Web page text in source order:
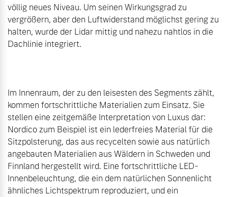
völlig neues Niveau. Um seinen Wirkungsgrad zu
vergrößern, aber den Luftwiderstand möglichst gering zu
halten, wurde der Lidar mittig und nahezu nahtlos in die
Dachlinie integriert.
Im Innenraum, der zu den leisesten des Segments zählt,
kommen fortschrittliche Materialien zum Einsatz. Sie
stellen eine zeitgemäße Interpretation von Luxus dar:
Nordico zum Beispiel ist ein lederfreies Material für die
Sitzpolsterung, das aus recycelten sowie aus natürlich
angebauten Materialien aus Wäldern in Schweden und
Finnland hergestellt wird. Eine fortschrittliche LED-
Innenbeleuchtung, die ein dem natürlichen Sonnenlicht
ähnliches Lichtspektrum reproduziert, und ein